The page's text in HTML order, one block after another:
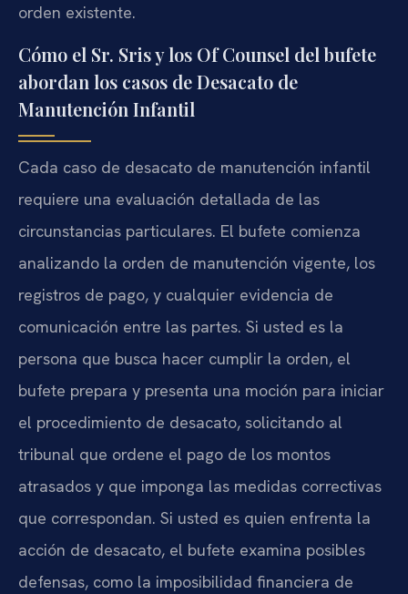
orden existente.
Cómo el Sr. Sris y los Of Counsel del bufete
abordan los casos de Desacato de
Manutención Infantil
Cada caso de desacato de manutención infantil
requiere una evaluación detallada de las
circunstancias particulares. El bufete comienza
analizando la orden de manutención vigente, los
registros de pago, y cualquier evidencia de
comunicación entre las partes. Si usted es la
persona que busca hacer cumplir la orden, el
bufete prepara y presenta una moción para iniciar
el procedimiento de desacato, solicitando al
tribunal que ordene el pago de los montos
atrasados y que imponga las medidas correctivas
que correspondan. Si usted es quien enfrenta la
acción de desacato, el bufete examina posibles
defensas, como la imposibilidad financiera de